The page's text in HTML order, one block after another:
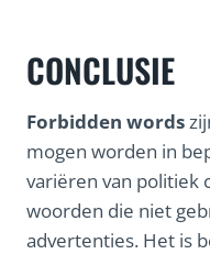
CONCLUSIE
Forbidden words
mogen worden in
variëren van politiek
woorden die niet
advertenties. Het is